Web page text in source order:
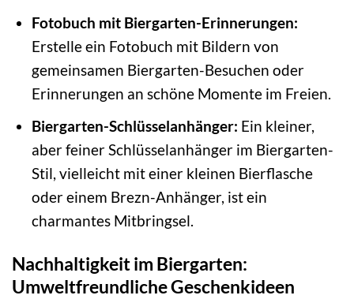
Fotobuch mit Biergarten-Erinnerungen:
Erstelle ein Fotobuch mit Bildern von
gemeinsamen Biergarten-Besuchen oder
Erinnerungen an schöne Momente im Freien.
Biergarten-Schlüsselanhänger: Ein kleiner,
aber feiner Schlüsselanhänger im Biergarten-
Stil, vielleicht mit einer kleinen Bierflasche
oder einem Brezn-Anhänger, ist ein
charmantes Mitbringsel.
Nachhaltigkeit im Biergarten:
Umweltfreundliche Geschenkideen